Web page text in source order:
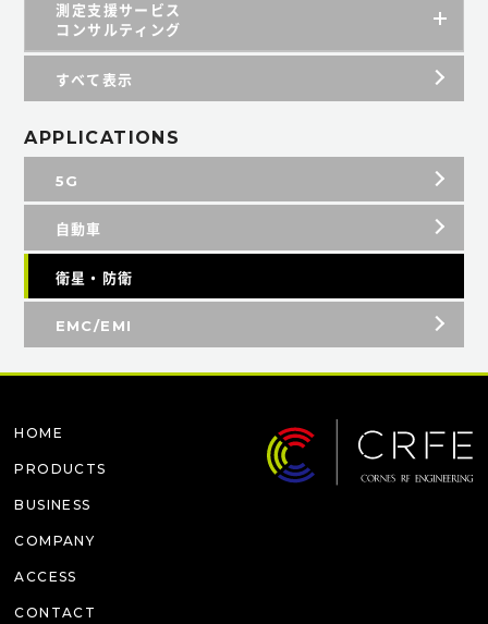
測定支援サービス
コンサルティング
すべて表示
APPLICATIONS
5G
自動車
衛星・防衛
EMC/EMI
HOME
PRODUCTS
BUSINESS
COMPANY
ACCESS
CONTACT